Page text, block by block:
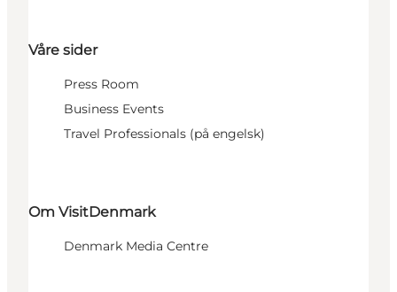
Våre sider
Press Room
Business Events
Travel Professionals (på engelsk)
Om VisitDenmark
Denmark Media Centre